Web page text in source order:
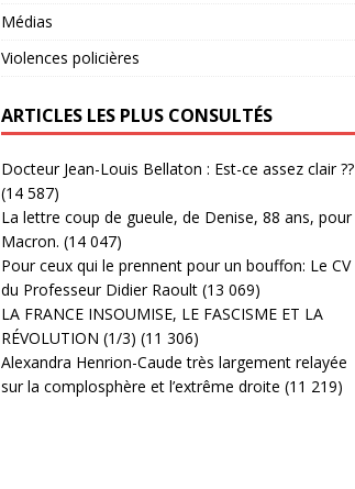
Médias
Violences policières
ARTICLES LES PLUS CONSULTÉS
Docteur Jean-Louis Bellaton : Est-ce assez clair ??
(14 587)
La lettre coup de gueule, de Denise, 88 ans, pour
Macron. (14 047)
Pour ceux qui le prennent pour un bouffon: Le CV
du Professeur Didier Raoult (13 069)
LA FRANCE INSOUMISE, LE FASCISME ET LA
RÉVOLUTION (1/3) (11 306)
Alexandra Henrion-Caude très largement relayée
sur la complosphère et l’extrême droite (11 219)